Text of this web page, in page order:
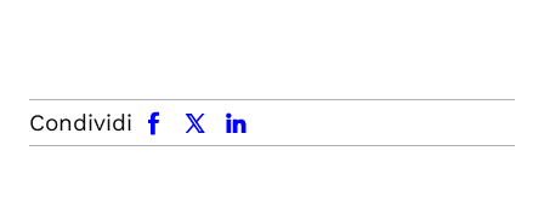
Condividi
facebook x.com linkedin